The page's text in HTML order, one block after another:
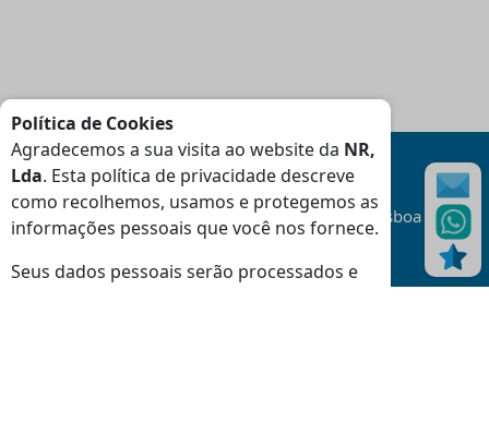
Política de Cookies
Agradecemos a sua visita ao website da NR,
Lda. Esta política de privacidade descreve
como recolhemos, usamos e protegemos as
informações pessoais que você nos fornece.
Seus dados pessoais serão processados e
TransporteGratuitona área da Grande Lisboa
(Consulte Condições )